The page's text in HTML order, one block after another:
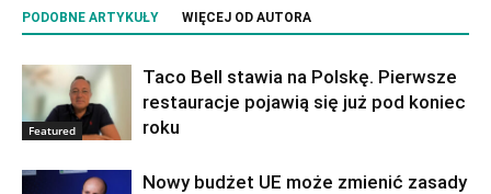
PODOBNE ARTYKUŁY WIĘCEJ OD AUTORA
Featured
Taco Bell stawia na Polskę. Pierwsze
restauracje pojawią się już pod koniec
roku
Nowy budżet UE może zmienić zasady